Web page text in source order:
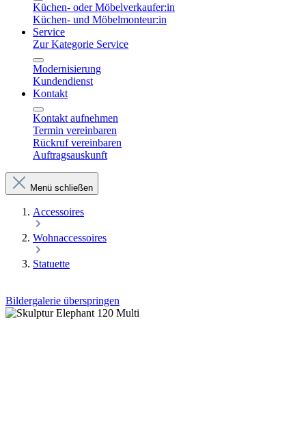
Küchen- oder Möbelverkaufer:in
Küchen- und Möbelmonteur:in
Service
Zur Kategorie Service
Modernisierung
Kundendienst
Kontakt
Kontakt aufnehmen
Termin vereinbaren
Rückruf vereinbaren
Auftragsauskunft
Menü schließen
Accessoires
Wohnaccessoires
Statuette
Bildergalerie überspringen